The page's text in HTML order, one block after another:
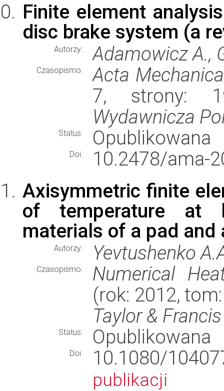
Finite element
disc brake system (a
Autorzy: Adamowicz A.,
Czasopismo:
Acta
7, strony:
Wydawnicza
Status: Opublikowana
Doi:
10.2478/ama-
Axisymmetric finite
of temperature at
materials of a pad and
Autorzy: Yevtushenko
Czasopismo:
Numerical
(rok: 2012,
Taylor & Francis
Status: Opublikowana
Doi: 10.1080/
publikacji